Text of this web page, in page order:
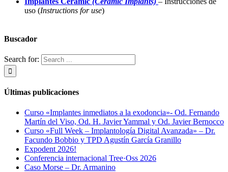
uso (Instructions for use)
Buscador
Search for:
Últimas publicaciones
Curso «Implantes inmediatos a la exodoncia»- Od. Fernando
Martín del Viso, Od. H. Javier Yammal y Od. Javier Bernocco
Curso «Full Week – Implantología Digital Avanzada» – Dr.
Facundo Bobbio y TPD Agustín García Granillo
Expodent 2026!
Conferencia internacional Tree·Oss 2026
Caso Morse – Dr. Armanino